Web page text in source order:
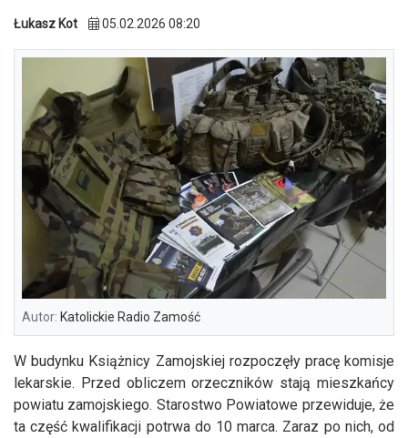
Łukasz Kot 05.02.2026 08:20
Autor: Katolickie Radio Zamość
W budynku Książnicy Zamojskiej rozpoczęły pracę komisje
lekarskie. Przed obliczem orzeczników stają mieszkańcy
powiatu zamojskiego. Starostwo Powiatowe przewiduje, że
ta część kwalifikacji potrwa do 10 marca. Zaraz po nich, od